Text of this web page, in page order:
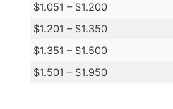
$1.051 – $1.200
$1.201 – $1.350
$1.351 – $1.500
$1.501 – $1.950